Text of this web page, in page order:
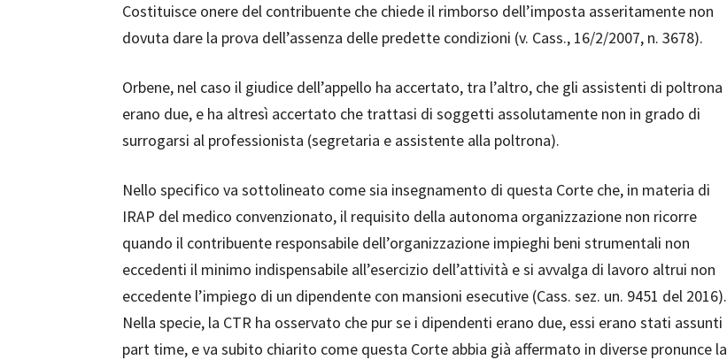
Costituisce onere del contribuente che chiede il rimborso dell’imposta asseritamente non
dovuta dare la prova dell’assenza delle predette condizioni (v. Cass., 16/2/2007, n. 3678).
Orbene, nel caso il giudice dell’appello ha accertato, tra l’altro, che gli assistenti di poltrona
erano due, e ha altresì accertato che trattasi di soggetti assolutamente non in grado di
surrogarsi al professionista (segretaria e assistente alla poltrona).
Nello specifico va sottolineato come sia insegnamento di questa Corte che, in materia di
IRAP del medico convenzionato, il requisito della autonoma organizzazione non ricorre
quando il contribuente responsabile dell’organizzazione impieghi beni strumentali non
eccedenti il minimo indispensabile all’esercizio dell’attività e si avvalga di lavoro altrui non
eccedente l’impiego di un dipendente con mansioni esecutive (Cass. sez. un. 9451 del 2016).
Nella specie, la CTR ha osservato che pur se i dipendenti erano due, essi erano stati assunti
part time, e va subito chiarito come questa Corte abbia già affermato in diverse pronunce la